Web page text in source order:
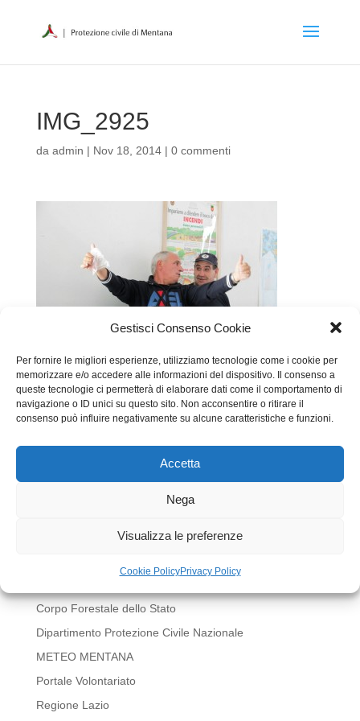
Gestisci Consenso Cookie
Per fornire le migliori esperienze, utilizziamo tecnologie come i cookie per
memorizzare e/o accedere alle informazioni del dispositivo. Il consenso a
queste tecnologie ci permetterà di elaborare dati come il comportamento di
navigazione o ID unici su questo sito. Non acconsentire o ritirare il
consenso può influire negativamente su alcune caratteristiche e funzioni.
Accetta
Nega
Visualizza le preferenze
Cookie PolicyPrivacy Policy
IMG_2925
da admin | Nov 18, 2014| 0 commenti
per inviare un commento.
Corpo Forestale dello Stato
Dipartimento Protezione Civile Nazionale
METEO MENTANA
Portale Volontariato
Regione Lazio